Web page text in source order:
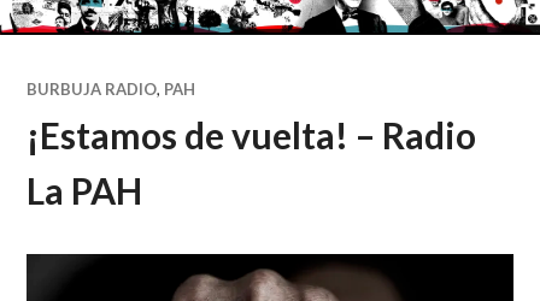
BURBUJA RADIO, PAH
¡Estamos de vuelta! – Radio
La PAH